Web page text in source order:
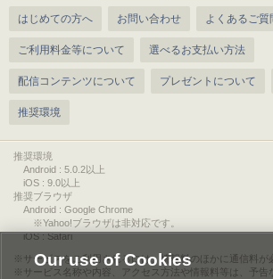
はじめての方へ お問い合わせ よくあるご質
ご利用料金等について 選べるお支払い方法
配信コンテンツについて プレゼントについて
推奨環境
推奨環境
Android : 5.0.2以上
iOS : 9.0以上
推奨ブラウザ
Android : Google Chrome
※Yahoo!ブラウザは非対応です。
iOS : Safari
サービスをご利用されるには、情報料のほかに通信料が
サービス名称や内容、アクセス方法や情報料等は、予告
Our use of Cookies